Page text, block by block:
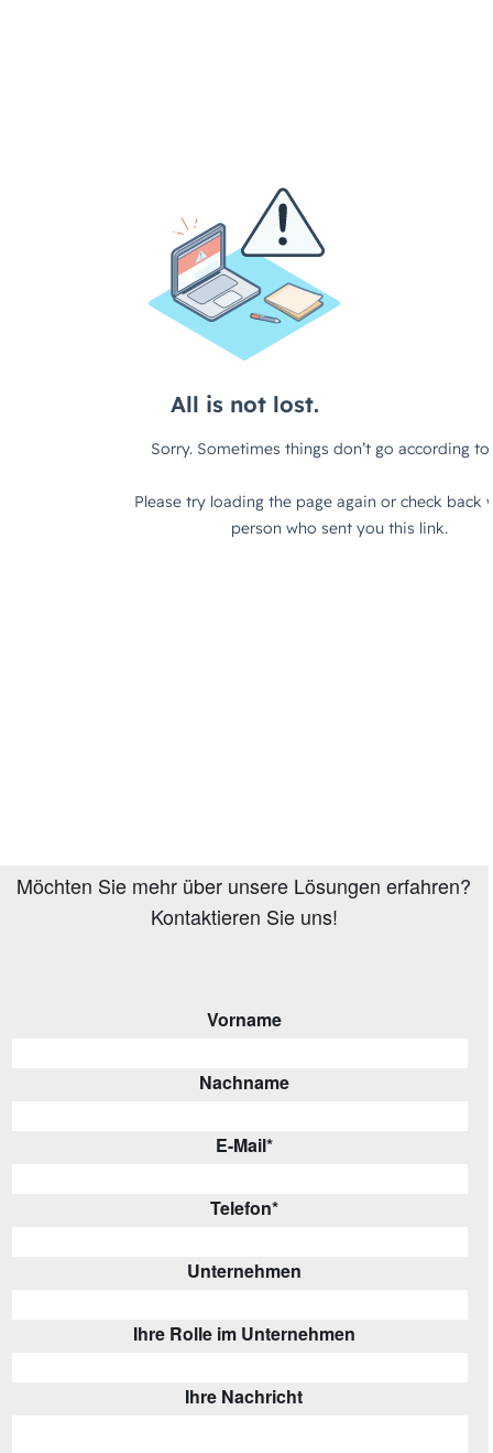
Möchten Sie mehr über unsere Lösungen erfahren?
Kontaktieren Sie uns!
Vorname
Nachname
E-Mail*
Telefon*
Unternehmen
Ihre Rolle im Unternehmen
Ihre Nachricht